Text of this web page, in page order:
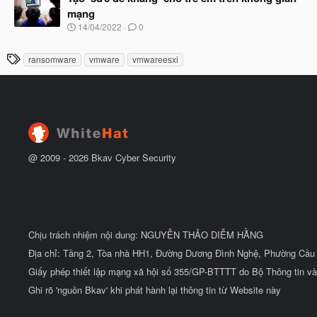
ầ
u
y
b
ắ
đ
ầ
u
mạng
N
u
14/04/2022 0
T
h
ransomware vmware vmwareesxi
@ 2009 - 2026 Bkav Cyber Security
Chịu trách nhiệm nội dung: NGUYỄN THẢO DIỄM HẰNG
Địa chỉ: Tầng 2, Tòa nhà HH1, Đường Dương Đình Nghệ, Phường
Giấy phép thiết lập mạng xã hội số 355/GP-BTTTT do Bộ Thông tin
Ghi rõ 'nguồn Bkav' khi phát hành lại thông tin từ Website này